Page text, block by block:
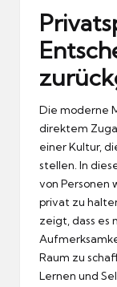
Die moderne
direktem
einer Kultur,
stellen. In
von Personen
privat zu
zeigt, dass es
Raum zu
Lernen und